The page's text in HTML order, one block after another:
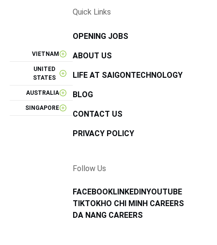
VIETNAM
UNITED
STATES
AUSTRALIA
SINGAPORE
Quick Links
OPENING JOBS
ABOUT US
LIFE AT SAIGONTECHNOLOGY
BLOG
CONTACT US
PRIVACY POLICY
Follow Us
FACEBOOKLINKEDINYOUTUBE
TIKTOKHO CHI MINH CAREERS
DA NANG CAREERS